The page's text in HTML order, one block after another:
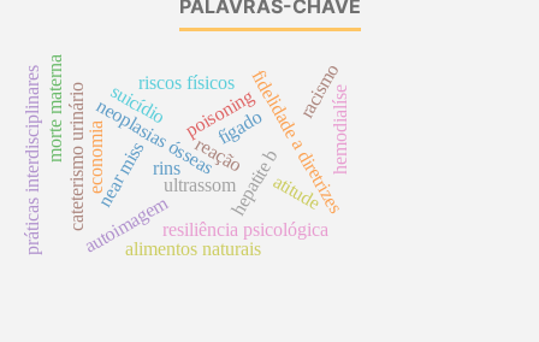
PALAVRAS-CHAVE
hepatite b
neoplasias ósseaspoisoning
ultrassom
cateterismo urinárionear miss fidelidade a diretrizes
resiliência psicológica
riscos físicos
autoimagem
morte materna
práticas interdisciplinares economia
suicídio
reação hemodialíse
fígado
rins
racismo
alimentos naturais
atitude